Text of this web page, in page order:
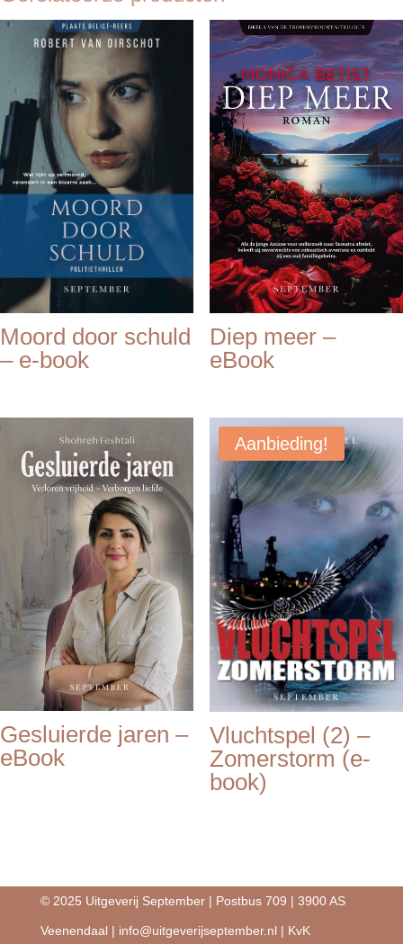
Moord door schuld
– e-book
Diep meer –
eBook
Gesluierde jaren –
eBook
Aanbieding!
Vluchtspel (2) –
Zomerstorm (e-
book)
© 2025 Uitgeverij September | Postbus 709 | 3900 AS
Veenendaal | info@uitgeverijseptember.nl | KvK